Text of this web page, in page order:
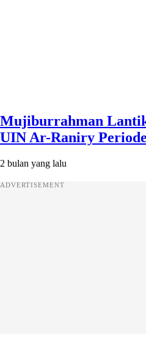
Mujiburrahman
UIN Ar-Raniry
2 bulan yang lalu
ADVERTISEMENT